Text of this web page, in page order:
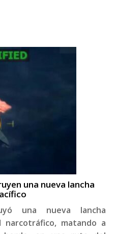
una nueva lancha
una nueva lancha
narcotráfico, matando a